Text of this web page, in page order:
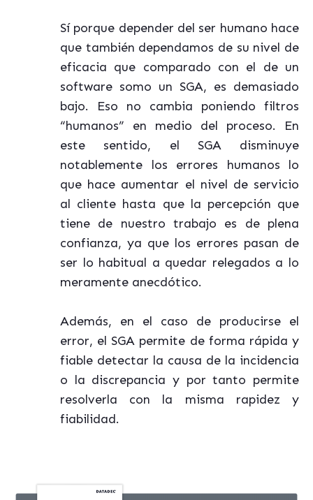
Sí porque depender del ser humano hace
que también dependamos de su nivel de
eficacia que comparado con el de un
software somo un SGA, es demasiado
bajo. Eso no cambia poniendo filtros
“humanos” en medio del proceso. En
este sentido, el SGA disminuye
notablemente los errores humanos lo
que hace aumentar el nivel de servicio
al cliente hasta que la percepción que
tiene de nuestro trabajo es de plena
confianza, ya que los errores pasan de
ser lo habitual a quedar relegados a lo
meramente anecdótico.
Además, en el caso de producirse el
error, el SGA permite de forma rápida y
fiable detectar la causa de la incidencia
o la discrepancia y por tanto permite
resolverla con la misma rapidez y
fiabilidad.